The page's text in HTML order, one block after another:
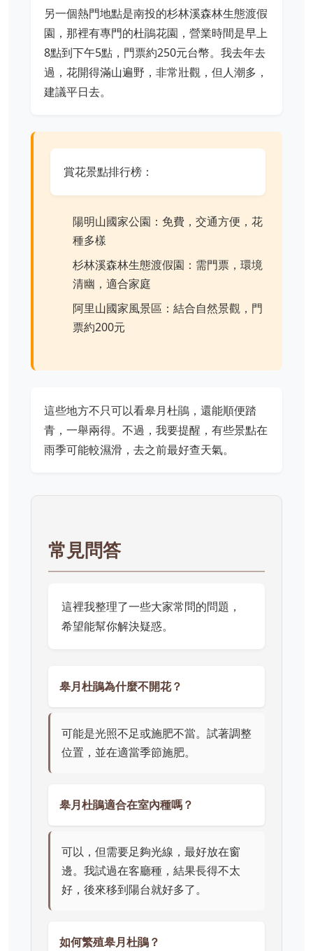
另一個熱門地點是南投的杉林溪森林生態渡假
園，那裡有專門的杜鵑花園，營業時間是早上
8點到下午5點，門票約250元台幣。我去年去
過，花開得滿山遍野，非常壯觀，但人潮多，
建議平日去。
賞花景點排行榜：
陽明山國家公園：免費，交通方便，花
種多樣
杉林溪森林生態渡假園：需門票，環境
清幽，適合家庭
阿里山國家風景區：結合自然景觀，門
票約200元
這些地方不只可以看皋月杜鵑，還能順便踏
青，一舉兩得。不過，我要提醒，有些景點在
雨季可能較濕滑，去之前最好查天氣。
常見問答
這裡我整理了一些大家常問的問題，
希望能幫你解決疑惑。
皋月杜鵑為什麼不開花？
可能是光照不足或施肥不當。試著調整
位置，並在適當季節施肥。
皋月杜鵑適合在室內種嗎？
可以，但需要足夠光線，最好放在窗
邊。我試過在客廳種，結果長得不太
好，後來移到陽台就好多了。
如何繁殖皋月杜鵑？